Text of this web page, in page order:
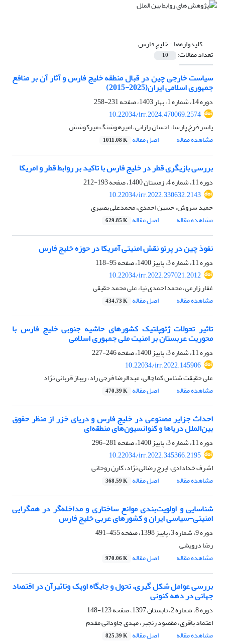
کلیدواژه‌ها =خلیج فارس
تعداد مقالات: 10
سیاست خارجی چین در قبال منطقه خلیج فارس و آثار آن بر منافع
جمهوری اسلامی ایران(2025-2015)
دوره 14، شماره 1، بهار 1403، صفحه
231-258
10.22034/irr.2024.470069.2574
یاسر فرخ پارسا، احسان رازانی، امیرهوشنگ میرکوشش
مشاهده مقاله
اصل مقاله 1011.08 K
بررسی بازیگری قطر در خلیج فارس با تاکید بر روابط قطر و امریکا
دوره 11، شماره 4، زمستان 1400، صفحه
193-212
10.22034/irr.2022.330632.2143
حمید سروش، حسین احمدی، محمدعلی بصیری
مشاهده مقاله
اصل مقاله 629.85 K
نفوذ چین در پرتو نقش امنیتی آمریکا در حوزه خلیج فارس
دوره 11، شماره 3، پاییز 1400، صفحه
95-118
10.22034/irr.2022.297021.2012
غفار زارعی، محمد احمدی نیا، علی محمد حقیقی
مشاهده مقاله
اصل مقاله 434.73 K
تاثیر تحولات ژئوپلتیک کشورهای حاشیه جنوبی خلیج فارس با
محوریت عربستان بر امنیت ملی جمهوری اسلامی
دوره 11، شماره 3، پاییز 1400، صفحه
246-227
10.22034/irr.2022.145906
علی حقیقت شناس کماچالی، عبدالرضا فرجی راد، ریباز قربانی نژاد
مشاهده مقاله
اصل مقاله 470.39 K
احداث جزایر مصنوعی در خلیج فارس و دریای خزر از منظر حقوق
بین‌الملل دریاها و کنوانسیون‌های منطقه‌ای
دوره 11، شماره 3، پاییز 1400، صفحه
281-296
10.22034/irr.2022.345366.2195
اشرف خدادادی، ایرج رضائی نژاد، کارن روحانی
مشاهده مقاله
اصل مقاله 368.59 K
شناسایی و اولویت‌بندی موانع ساختاری و مداخله‌گر در همگرایی
امنیتی-سیاسی ایران و کشورهای عربی خلیج فارس
دوره 9، شماره 3، پاییز 1398، صفحه
455-491
رضا درویشی
مشاهده مقاله
اصل مقاله 970.06 K
بررسی عوامل شکل گیری، تحول و جایگاه اوپک وتاثیرآن در اقتصاد
جهانی در دهه کنونی
دوره 8، شماره 2، تابستان 1397، صفحه
123-148
اعتماد باقری، مقصود رنجبر، مهدی جاودانی مقدم
مشاهده مقاله
اصل مقاله 825.39 K